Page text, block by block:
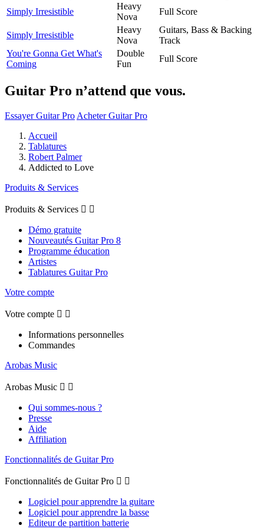
Simply Irresistible
Heavy
Nova
Full Score
Simply Irresistible
Heavy
Nova
Guitars, Bass & Backing
Track
You're Gonna Get What's
Coming
Double
Fun
Full Score
Guitar Pro n’attend que vous.
Essayer Guitar Pro Acheter Guitar Pro
Accueil
Tablatures
Robert Palmer
Addicted to Love
Produits & Services
Produits & Services  
Démo gratuite
Nouveautés Guitar Pro 8
Programme éducation
Artistes
Tablatures Guitar Pro
Votre compte
Votre compte  
Informations personnelles
Commandes
Arobas Music
Arobas Music  
Qui sommes-nous ?
Presse
Aide
Affiliation
Fonctionnalités de Guitar Pro
Fonctionnalités de Guitar Pro  
Logiciel pour apprendre la guitare
Logiciel pour apprendre la basse
Editeur de partition batterie